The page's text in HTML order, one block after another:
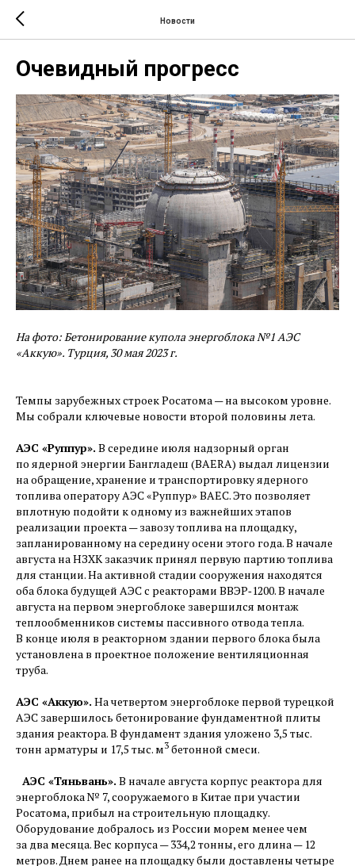
Новости
Очевидный прогресс
На фото: Бетонирование купола энергоблока №1 АЭС
«Аккую». Турция, 30 мая 2023 г.
Темпы зарубежных строек Росатома — ​на высоком уровне.
Мы собрали ключевые новости второй половины лета.
АЭС «Руппур». В середине июля надзорный орган
по ядерной энергии Бангладеш (BAERA) выдал лицензии
на обращение, хранение и транспортировку ядерного
топлива оператору АЭС «Руппур» BAEC. Это позволяет
вплотную подойти к одному из важнейших этапов
реализации проекта — ​завозу топлива на площадку,
запланированному на середину осени этого года. В начале
августа на НЗХК заказчик принял первую партию топлива
для станции. На активной стадии сооружения находятся
оба блока будущей АЭС с реакторами ВВЭР‑1200. В начале
августа на первом энергоблоке завершился монтаж
теплообменников системы пассивного отвода тепла.
В конце июля в реакторном здании первого блока была
установлена в проектное положение вентиляционная
труба.
АЭС «Аккую». На четвертом энергоблоке первой турецкой
АЭС завершилось бетонирование фундаментной плиты
здания реактора. В фундамент здания уложено 3,5 тыс.
тонн арматуры и 17,5 тыс. м3 бетонной смеси.
АЭС «Тяньвань». В начале августа корпус реактора для
энергоблока № 7, сооружаемого в Китае при участии
Росатома, прибыл на строительную площадку.
Оборудование добралось из России морем менее чем
за два месяца. Вес корпуса — 334,2 тонны, его длина — ​12
метров. Днем ранее на площадку были доставлены четыре